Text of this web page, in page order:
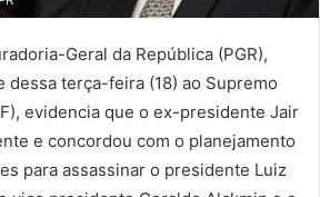
Geral da República (PGR),
dessa terça-feira (18) ao Supremo
evidencia que o ex-presidente Jair
e concordou com o planejamento
para assassinar o presidente Luiz